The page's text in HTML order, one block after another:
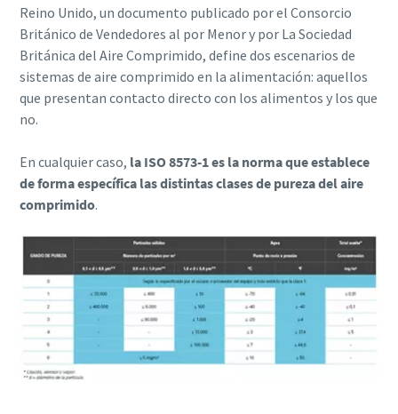
Reino Unido, un documento publicado por el Consorcio
Británico de Vendedores al por Menor y por La Sociedad
Británica del Aire Comprimido, define dos escenarios de
sistemas de aire comprimido en la alimentación: aquellos
que presentan contacto directo con los alimentos y los que
no.
En cualquier caso, la ISO 8573-1 es la norma que establece
de forma específica las distintas clases de pureza del aire
comprimido.